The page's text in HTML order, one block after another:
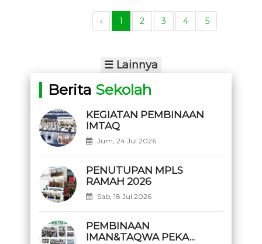
‹ 1 2 3 4 5
☰ Lainnya
Berita Sekolah
KEGIATAN PEMBINAAN
IMTAQ
Jum, 24 Jul 2026
PENUTUPAN MPLS
RAMAH 2026
Sab, 18 Jul 2026
PEMBINAAN
IMAN&TAQWA PEKA...